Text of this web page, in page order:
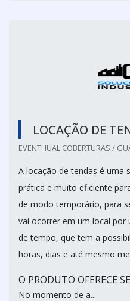
LOCAÇÃO DE
EVENTHUAL COBERTURAS /
A locação de tendas é uma
prática e muito eficiente
de modo temporário, para
vai ocorrer em um local por
de tempo, que tem a
horas, dias e até mesmo
O PRODUTO OFERECE
No momento de a...